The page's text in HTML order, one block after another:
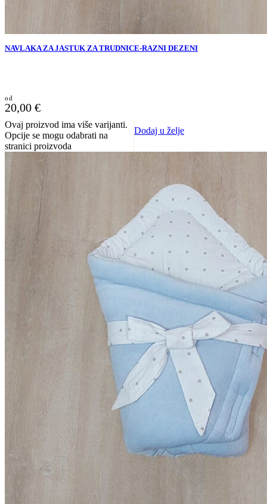
NAVLAKA ZA JASTUK ZA TRUDNICE-RAZNI DEZENI
20,00 €
Ovaj proizvod ima više varijanti.
Opcije se mogu odabrati na
stranici proizvoda
Dodaj u želje